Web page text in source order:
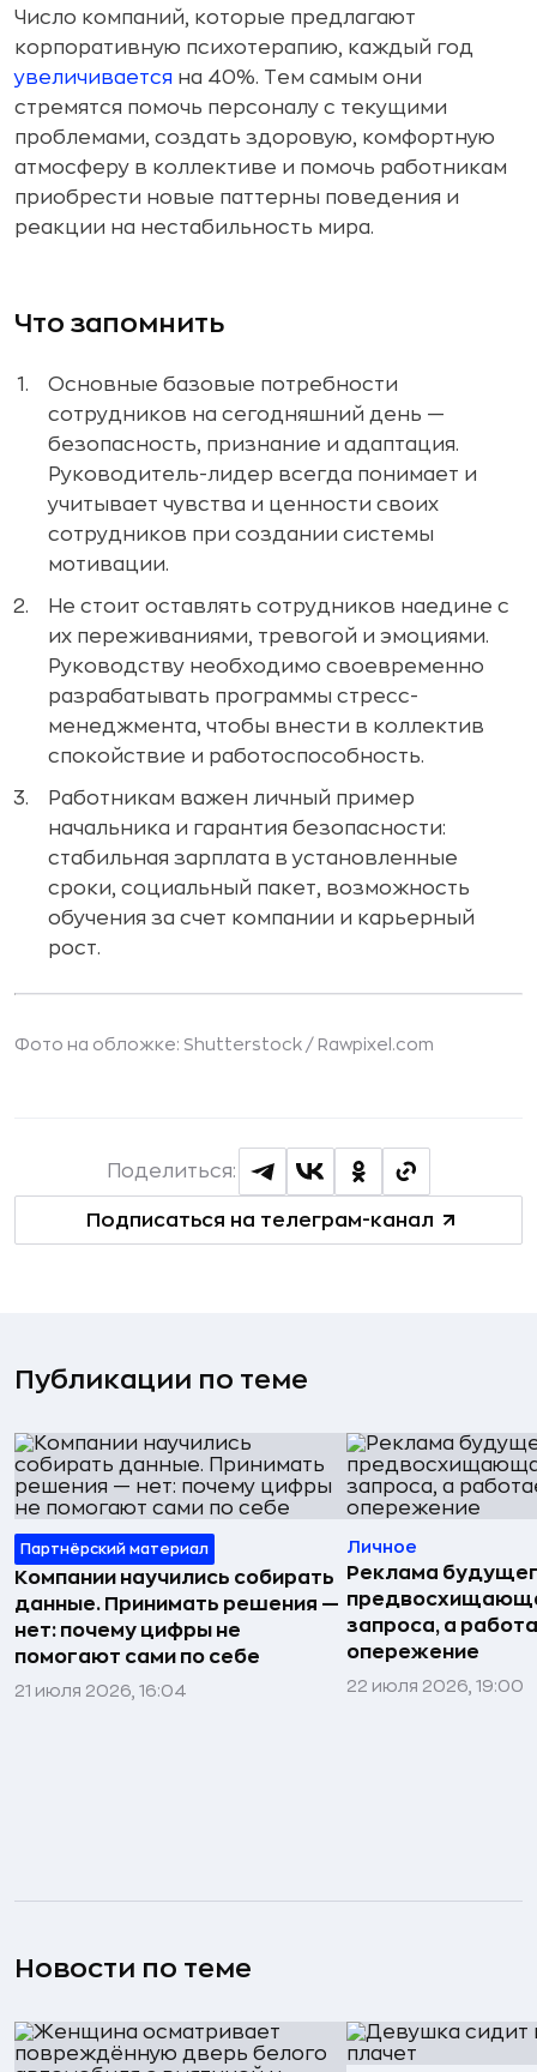
Число компаний, которые предлагают
корпоративную психотерапию, каждый год
увеличивается на 40%. Тем самым они
стремятся помочь персоналу с текущими
проблемами, создать здоровую, комфортную
атмосферу в коллективе и помочь работникам
приобрести новые паттерны поведения и
реакции на нестабильность мира.
Что запомнить
Основные базовые потребности
сотрудников на сегодняшний день —
безопасность, признание и адаптация.
Руководитель-лидер всегда понимает и
учитывает чувства и ценности своих
сотрудников при создании системы
мотивации.
Не стоит оставлять сотрудников наедине с
их переживаниями, тревогой и эмоциями.
Руководству необходимо своевременно
разрабатывать программы стресс-
менеджмента, чтобы внести в коллектив
спокойствие и работоспособность.
Работникам важен личный пример
начальника и гарантия безопасности:
стабильная зарплата в установленные
сроки, социальный пакет, возможность
обучения за счет компании и карьерный
рост.
Фото на обложке: Shutterstock / Rawpixel.com
Подписаться на телеграм-канал
Поделиться:
Публикации по теме
Партнёрский материал
Компании научились собирать
данные. Принимать решения —
нет: почему цифры не
помогают сами по себе
21 июля 2026, 16:04
Личное
Реклама
запроса, а
опережение
22 июля 2026, 19:00
Новости по теме